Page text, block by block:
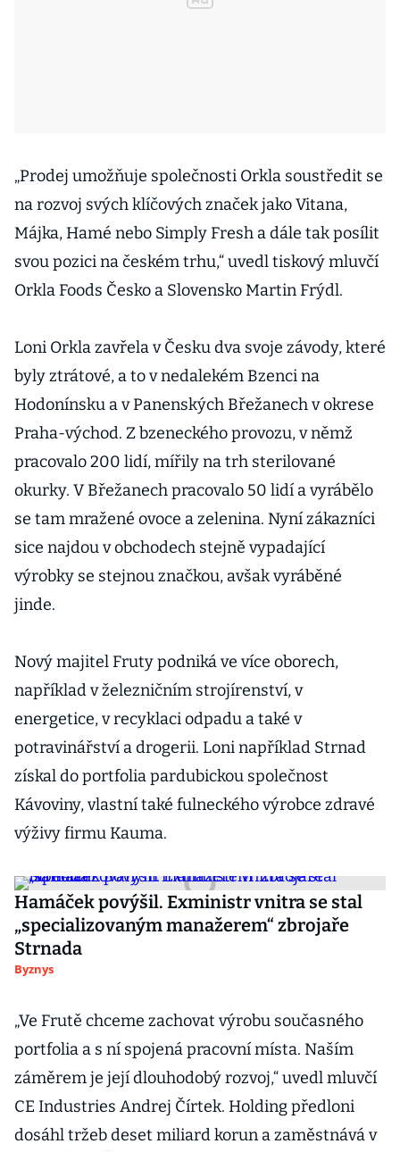
„Prodej umožňuje společnosti Orkla soustředit se
na rozvoj svých klíčových značek jako Vitana,
Májka, Hamé nebo Simply Fresh a dále tak posílit
svou pozici na českém trhu,“ uvedl tiskový mluvčí
Orkla Foods Česko a Slovensko Martin Frýdl.
Loni Orkla zavřela v Česku dva svoje závody, které
byly ztrátové, a to v nedalekém Bzenci na
Hodonínsku a v Panenských Břežanech v okrese
Praha-východ. Z bzeneckého provozu, v němž
pracovalo 200 lidí, mířily na trh sterilované
okurky. V Břežanech pracovalo 50 lidí a vyrábělo
se tam mražené ovoce a zelenina. Nyní zákazníci
sice najdou v obchodech stejně vypadající
výrobky se stejnou značkou, avšak vyráběné
jinde.
Nový majitel Fruty podniká ve více oborech,
například v železničním strojírenství, v
energetice, v recyklaci odpadu a také v
potravinářství a drogerii. Loni například Strnad
získal do portfolia pardubickou společnost
Kávoviny, vlastní také fulneckého výrobce zdravé
výživy firmu Kauma.
Hamáček povýšil. Exministr vnitra se stal
„specializovaným manažerem“ zbrojaře
Strnada
Byznys
„Ve Frutě chceme zachovat výrobu současného
portfolia a s ní spojená pracovní místa. Naším
záměrem je její dlouhodobý rozvoj,“ uvedl mluvčí
CE Industries Andrej Čírtek. Holding předloni
dosáhl tržeb deset miliard korun a zaměstnává v